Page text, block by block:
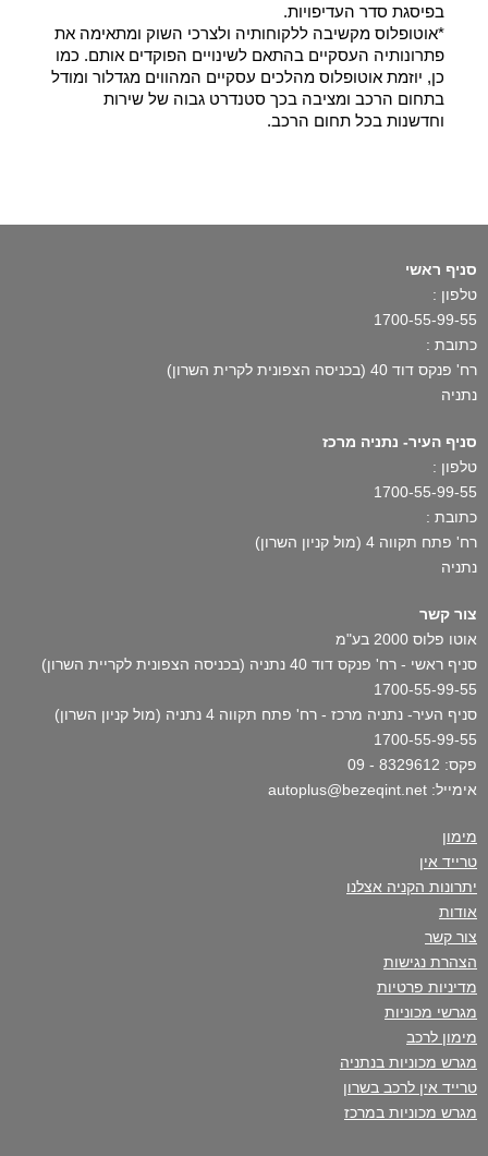
בפיסגת סדר העדיפויות.
*אוטופלוס מקשיבה ללקוחותיה ולצרכי השוק ומתאימה את
פתרונותיה העסקיים בהתאם לשינויים הפוקדים אותם. כמו
כן, יוזמת אוטופלוס מהלכים עסקיים המהווים מגדלור ומודל
בתחום הרכב ומציבה בכך סטנדרט גבוה של שירות
וחדשנות בכל תחום הרכב.
סניף ראשי
טלפון :
1700-55-99-55
כתובת :
רח' פנקס דוד 40 (בכניסה הצפונית לקרית השרון)
נתניה
סניף העיר- נתניה מרכז
טלפון :
1700-55-99-55
כתובת :
רח' פתח תקווה 4 (מול קניון השרון)
נתניה
צור קשר
אוטו פלוס 2000 בע"מ
סניף ראשי - רח' פנקס דוד 40 נתניה (בכניסה הצפונית לקריית השרון)
1700-55-99-55
סניף העיר- נתניה מרכז - רח' פתח תקווה 4 נתניה (מול קניון השרון)
1700-55-99-55
פקס: 8329612 - 09
אימייל: autoplus@bezeqint.net
מימון
טרייד אין
יתרונות הקניה אצלנו
אודות
צור קשר
הצהרת נגישות
מדיניות פרטיות
מגרשי מכוניות
מימון לרכב
מגרש מכוניות בנתניה
טרייד אין לרכב בשרון
מגרש מכוניות במרכז